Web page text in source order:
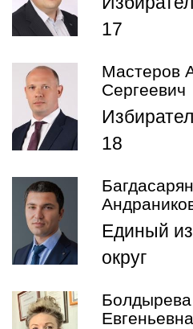
17
Мастеров
Сергеевич
18
Единый
округ
Евгеньевна